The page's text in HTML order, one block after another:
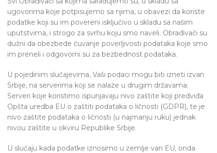
ugovorima koje potpisujemo sa njima, u obavezi da koriste
podatke koji su im povereni isključivo u skladu sa našim
uputstvima, i strogo za svrhu koju smo naveli. Obrađivači su
dužni da obezbede čuvanje poverljivosti podataka koje smo
im preneli i odgovorni su za bezbednost podataka.
U pojedinim slučajevima, Vaši podaci mogu biti izneti izvan
Srbije, na serverima koji se nalaze u drugim državama.
Serveri koje koristimo ispunjavaju nivo zaštite koji predviđa
Opšta uredba EU o zaštiti podataka o ličnosti (GDPR), te je
nivo zaštite podataka o ličnosti (u najmanju ruku) jednak
nivou zaštite u okviru Republike Srbije.
U slučaju kada podatke iznosimo u zemlje van EU, onda